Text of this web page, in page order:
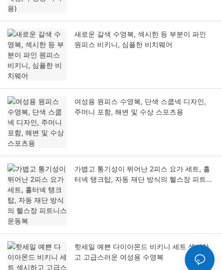
새로운 갈색 수영복, 섹시한 등 부분이 파인
원피스 비키니, 심플한 비치웨어
여성용 원피스 수영복, 단색 스쿱넥 디자인,
주머니 포함, 해변 및 수상 스포츠용
가볍고 통기성이 뛰어난 2피스 요가 세트, 홀
터넥 탱크탑, 자동 재단 방식의 헬스장 피트니
핫세일 예쁜 다이아몬드 비키니 세트 섹시하
고 고급스러운 여성용 수영복